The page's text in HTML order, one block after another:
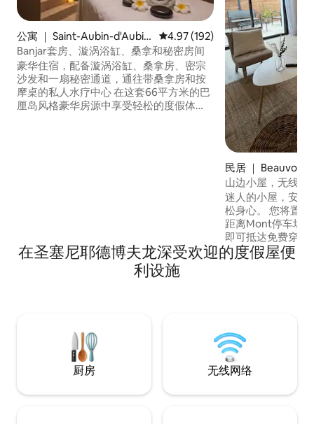
公寓 ｜ Saint-Aubin-d'Aubig
né
平均评分 4.97 分（满分 5 分），
4.97 (192)
Banjar套房、漩涡浴缸、桑拿和秘密房间
豪华住宿，配备漩涡浴缸、桑拿房、密宗
沙发和一扇秘密通道，通往带桑拿房和按
摩桌的私人水疗中心 在这套66平方米的巴
厘岛风格豪华房源中享受轻松的度假体
民居 ｜ Beauvoir
山边小屋，无线网
迷人的小屋，安静
松身心。 您将置身于绿色宁静的环境中。
距离Mont停车场5
即可抵达免费穿梭巴士 我们为房
置自行车的安全空间。 带花园家
的私人露台 绿道距离圣米歇尔山（ Mont
在圣塞尼耶德博夫龙深受欢迎的度假屋便
利设施
厨房 无线网络